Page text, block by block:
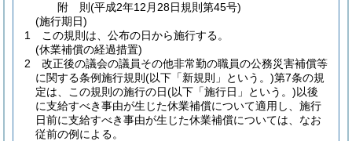
附 則(平成2年12月28日規則第45号)
(施行期日)
1
この規則は、公布の日から施行する。
(休業補償の経過措置)
2
改正後の議会の議員その他非常勤の職員の公務災害補償等
に関する条例施行規則 (以下「新規則」という。)第7条の規
定は、この規則の施行の日(以下「施行日」という。)以後
に支給すべき事由が生じた休業補償について適用し、施行
日前に支給すべき事由が生じた休業補償については、なお
従前の例による。